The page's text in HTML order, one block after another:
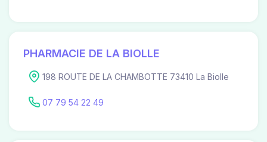
PHARMACIE DE LA BIOLLE
198 ROUTE DE LA CHAMBOTTE 73410 La Biolle
07 79 54 22 49